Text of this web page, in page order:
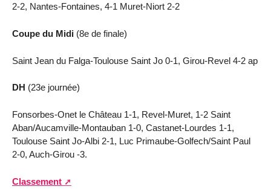
2-2, Nantes-Fontaines, 4-1 Muret-Niort 2-2
Coupe du Midi (8e de finale)
Saint Jean du Falga-Toulouse Saint Jo 0-1, Girou-Revel 4-2 ap
DH (23e journée)
Fonsorbes-Onet le Château 1-1, Revel-Muret, 1-2 Saint
Aban/Aucamville-Montauban 1-0, Castanet-Lourdes 1-1,
Toulouse Saint Jo-Albi 2-1, Luc Primaube-Golfech/Saint Paul
2-0, Auch-Girou -3.
Classement